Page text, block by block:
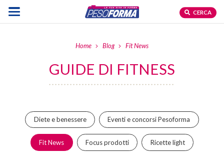
CERCA
Home Blog Fit News
GUIDE DI FITNESS
Diete e benessere Eventi e concorsi Pesoforma
Fit News Focus prodotti Ricette light